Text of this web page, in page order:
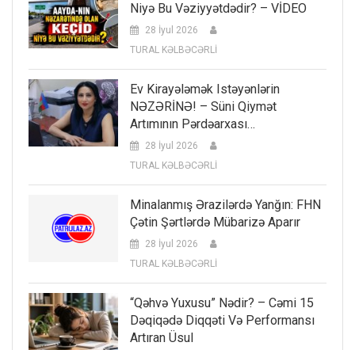
Niyə Bu Vəziyyətdədir? – VİDEO
28 İyul 2026
TURAL KƏLBƏCƏRLİ
Ev Kirayələmək Istəyənlərin
NƏZƏRİNƏ! – Süni Qiymət
Artımının Pərdəarxası…
28 İyul 2026
TURAL KƏLBƏCƏRLİ
Minalanmış Ərazilərdə Yanğın: FHN
Çətin Şərtlərdə Mübarizə Aparır
28 İyul 2026
TURAL KƏLBƏCƏRLİ
“Qəhvə Yuxusu” Nədir? – Cəmi 15
Dəqiqədə Diqqəti Və Performansı
Artıran Üsul